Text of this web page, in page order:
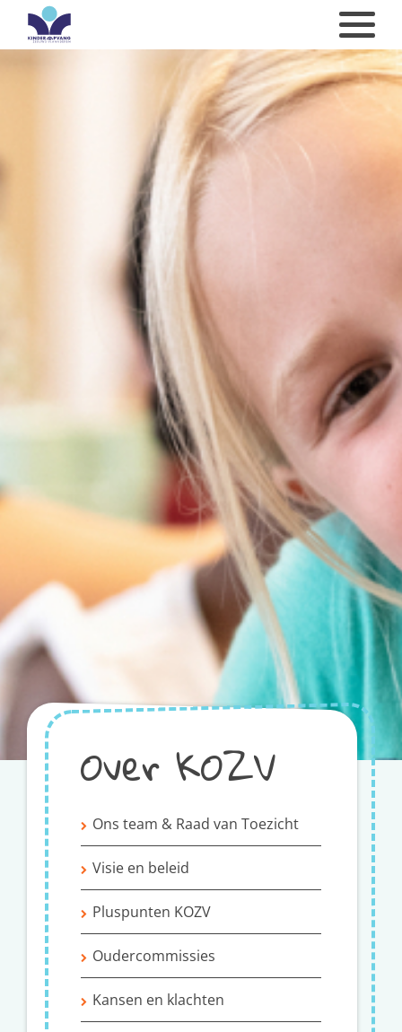
Over KOZV
Ons team & Raad van Toezicht
Visie en beleid
Pluspunten KOZV
Oudercommissies
Kansen en klachten